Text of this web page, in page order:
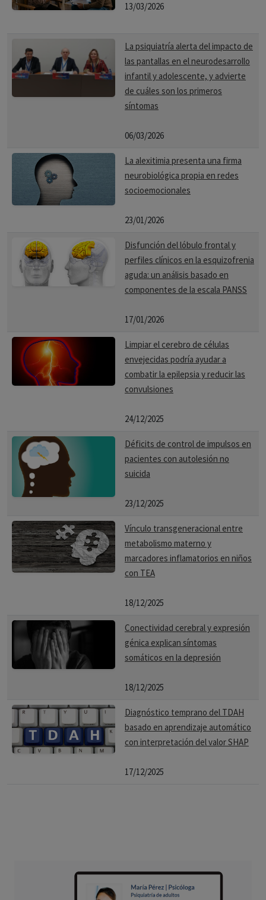
13/03/2026
La psiquiatría alerta del impacto de
las pantallas en el neurodesarrollo
infantil y adolescente, y advierte
de cuáles son los primeros
síntomas
06/03/2026
La alexitimia presenta una firma
neurobiológica propia en redes
socioemocionales
23/01/2026
Disfunción del lóbulo frontal y
perfiles clínicos en la esquizofrenia
aguda: un análisis basado en
componentes de la escala PANSS
17/01/2026
Limpiar el cerebro de células
envejecidas podría ayudar a
combatir la epilepsia y reducir las
convulsiones
24/12/2025
Déficits de control de impulsos en
pacientes con autolesión no
suicida
23/12/2025
Vínculo transgeneracional entre
metabolismo materno y
marcadores inflamatorios en niños
con TEA
18/12/2025
Conectividad cerebral y expresión
génica explican síntomas
somáticos en la depresión
18/12/2025
Diagnóstico temprano del TDAH
basado en aprendizaje automático
con interpretación del valor SHAP
17/12/2025